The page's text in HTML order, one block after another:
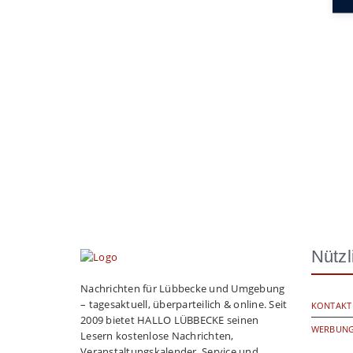
Nachrichten für Lübbecke und Umgebung
– tagesaktuell, überparteilich & online. Seit
2009 bietet HALLO LÜBBECKE seinen
Lesern kostenlose Nachrichten,
KONTAKT